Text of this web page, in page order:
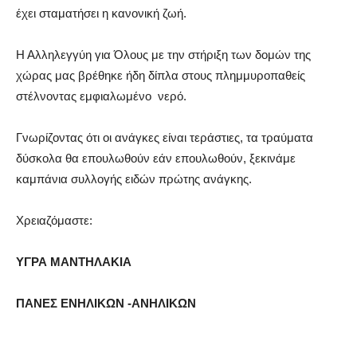
έχει σταματήσει η κανονική ζωή.
Η Αλληλεγγύη για Όλους με την στήριξη των δομών της
χώρας μας βρέθηκε ήδη δίπλα στους πλημμυροπαθείς
στέλνοντας εμφιαλωμένο νερό.
Γνωρίζοντας ότι οι ανάγκες είναι τεράστιες, τα τραύματα
δύσκολα θα επουλωθούν εάν επουλωθούν, ξεκινάμε
καμπάνια συλλογής ειδών πρώτης ανάγκης.
Χρειαζόμαστε:
ΥΓΡΑ ΜΑΝΤΗΛΑΚΙΑ
ΠΑΝΕΣ ΕΝΗΛΙΚΩΝ -ΑΝΗΛΙΚΩΝ